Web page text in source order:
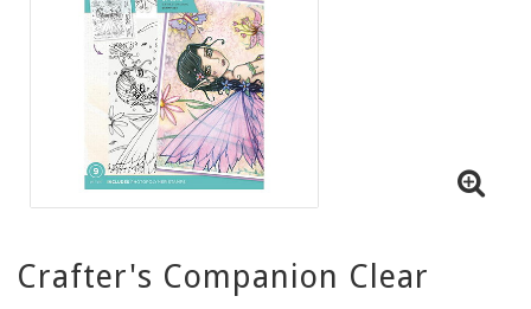
Crafter's Companion Clear